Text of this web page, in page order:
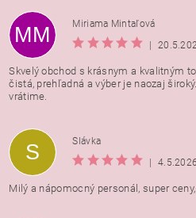
Vložením hodnotenie súhlasíte s
osobných údajov
MM
Miriama Mintaľová
|
Skvelý obchod s krásnym a kvalitným
čistá, prehľadná a výber je naozaj
vrátime.
S
Slávka
|
4.5.2026
Milý a nápomocný personál, super